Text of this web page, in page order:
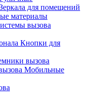
для помещений
материалы
вызова
Кнопки для
вызова
Мобильные